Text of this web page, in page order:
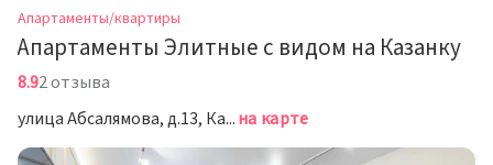
Апартаменты/квартиры
Апартаменты Элитные с видом на Казанку
8.92 отзыва
улица Абсалямова, д.13, Казаньна карте